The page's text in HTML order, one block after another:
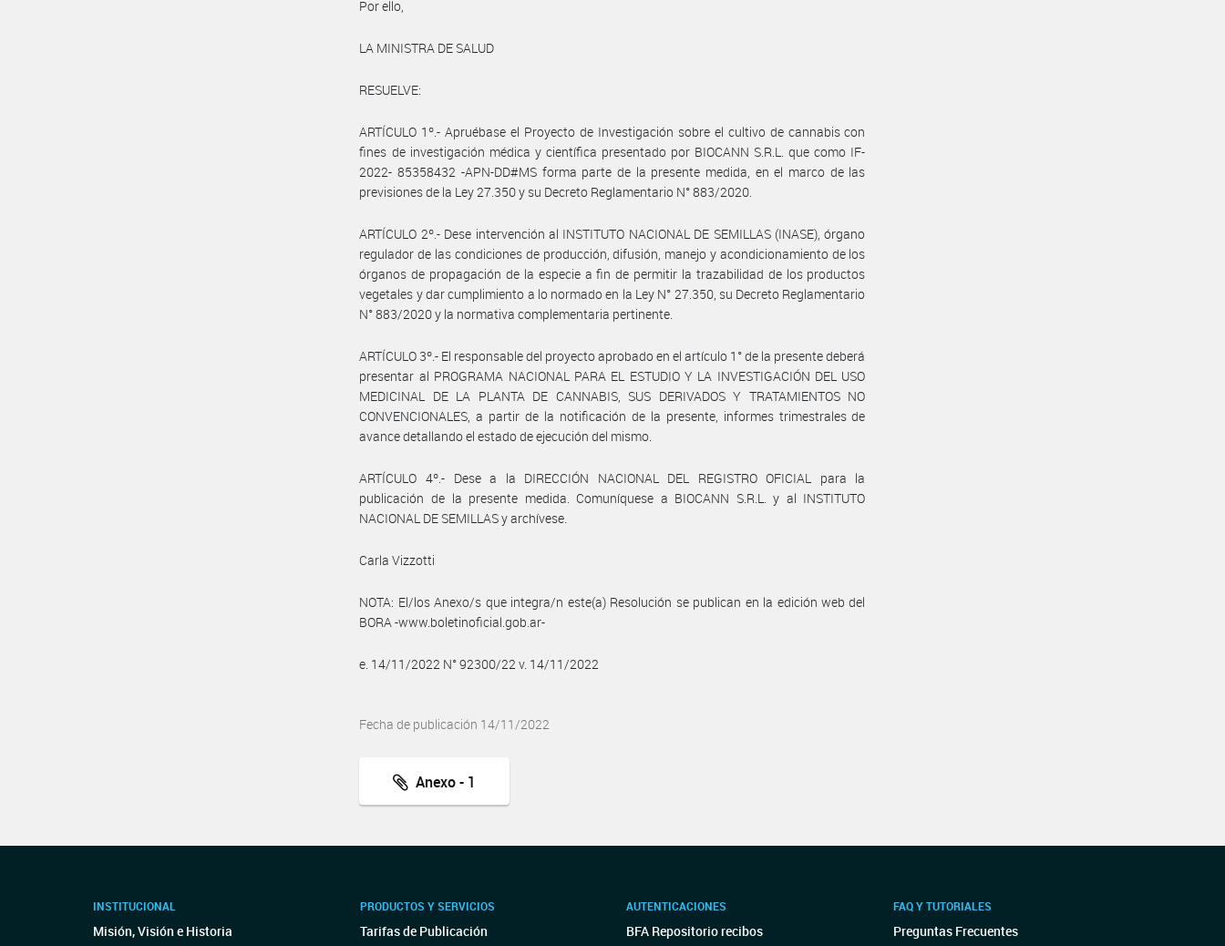
Por ello,
LA MINISTRA DE SALUD
RESUELVE:
ARTÍCULO 1º.- Apruébase el Proyecto de Investigación sobre el cultivo de cannabis con
fines de investigación médica y científica presentado por BIOCANN S.R.L. que como IF-
2022- 85358432 -APN-DD#MS forma parte de la presente medida, en el marco de las
previsiones de la Ley 27.350 y su Decreto Reglamentario N° 883/2020.
ARTÍCULO 2º.- Dese intervención al INSTITUTO NACIONAL DE SEMILLAS (INASE), órgano
regulador de las condiciones de producción, difusión, manejo y acondicionamiento de los
órganos de propagación de la especie a fin de permitir la trazabilidad de los productos
vegetales y dar cumplimiento a lo normado en la Ley N° 27.350, su Decreto Reglamentario
N° 883/2020 y la normativa complementaria pertinente.
ARTÍCULO 3º.- El responsable del proyecto aprobado en el artículo 1° de la presente deberá
presentar al PROGRAMA NACIONAL PARA EL ESTUDIO Y LA INVESTIGACIÓN DEL USO
MEDICINAL DE LA PLANTA DE CANNABIS, SUS DERIVADOS Y TRATAMIENTOS NO
CONVENCIONALES, a partir de la notificación de la presente, informes trimestrales de
avance detallando el estado de ejecución del mismo.
ARTÍCULO 4º.- Dese a la DIRECCIÓN NACIONAL DEL REGISTRO OFICIAL para la
publicación de la presente medida. Comuníquese a BIOCANN S.R.L. y al INSTITUTO
NACIONAL DE SEMILLAS y archívese.
Carla Vizzotti
NOTA: El/los Anexo/s que integra/n este(a) Resolución se publican en la edición web del
BORA -www.boletinoficial.gob.ar-
e. 14/11/2022 N° 92300/22 v. 14/11/2022
Fecha de publicación 14/11/2022
Anexo - 1
INSTITUCIONAL
Misión, Visión e Historia
PRODUCTOS Y SERVICIOS
Tarifas de Publicación
AUTENTICACIONES
BFA Repositorio recibos
FAQ Y TUTORIALES
Preguntas Frecuentes